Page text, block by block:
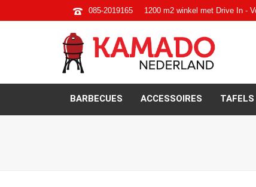
085-2019165 1200 m2 winkel met Drive In -
BARBECUES ACCESSOIRES TAFELS